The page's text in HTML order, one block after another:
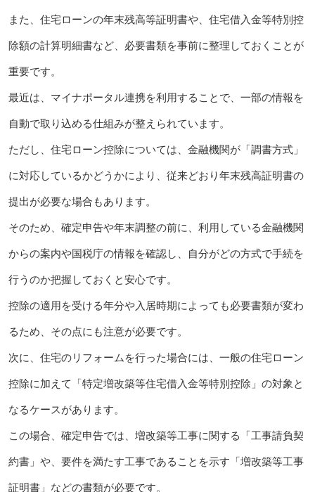
また、住宅ローンの年末残高等証明書や、住宅借入金等特別控
除額の計算明細書など、必要書類を事前に整理しておくことが
重要です。
最近は、マイナポータル連携を利用することで、一部の情報を
自動で取り込める仕組みが整えられています。
ただし、住宅ローン控除については、金融機関が「調書方式」
に対応しているかどうかにより、従来どおり年末残高証明書の
提出が必要な場合もあります。
そのため、確定申告や年末調整の前に、利用している金融機関
からの案内や国税庁の情報を確認し、自分がどの方式で手続を
行うのか把握しておくと安心です。
控除の適用を受ける年分や入居時期によっても必要書類が変わ
るため、その点にも注意が必要です。
次に、住宅のリフォームを行った場合には、一般の住宅ローン
控除に加えて「特定増改築等住宅借入金等特別控除」の対象と
なるケースがあります。
この場合、確定申告では、増改築等工事に関する「工事請負契
約書」や、要件を満たす工事であることを示す「増改築等工事
証明書」などの書類が必要です。